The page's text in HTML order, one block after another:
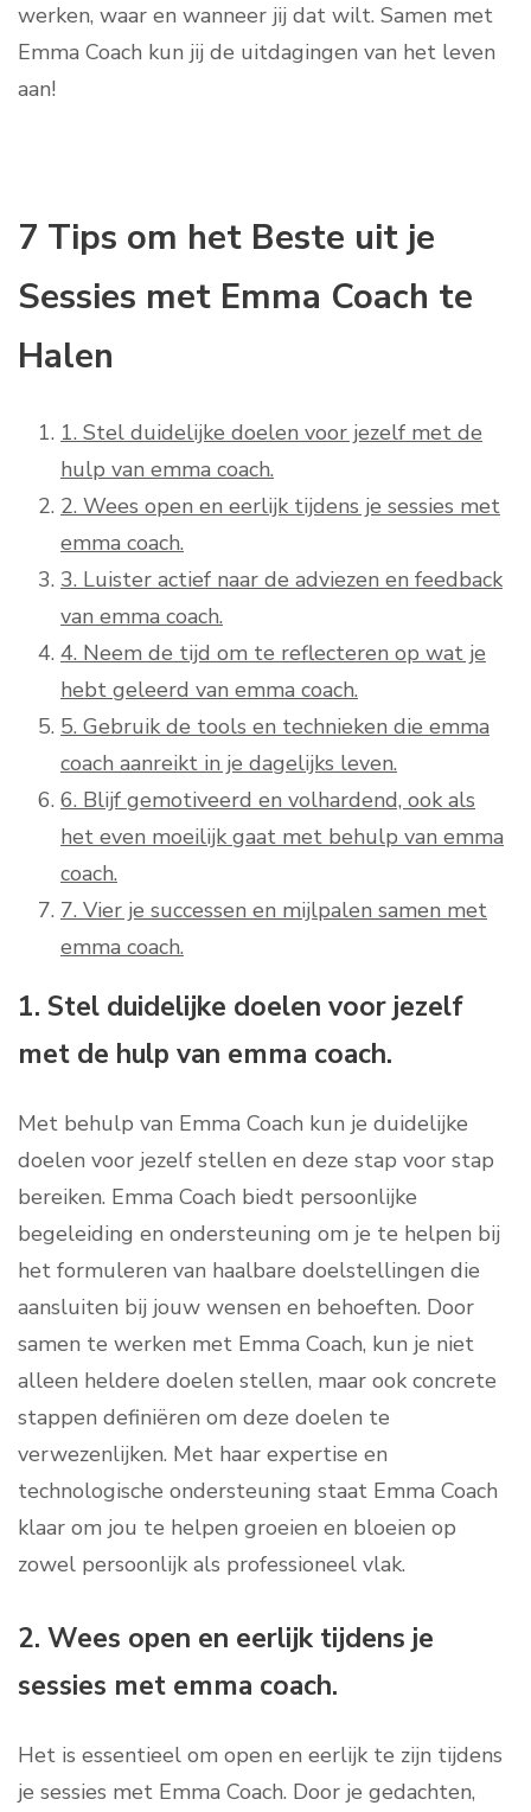
werken, waar en wanneer jij dat wilt. Samen met
Emma Coach kun jij de uitdagingen van het leven
aan!
7 Tips om het Beste uit je
Sessies met Emma Coach te
Halen
1. Stel duidelijke doelen voor jezelf met de
hulp van emma coach.
2. Wees open en eerlijk tijdens je sessies met
emma coach.
3. Luister actief naar de adviezen en feedback
van emma coach.
4. Neem de tijd om te reflecteren op wat je
hebt geleerd van emma coach.
5. Gebruik de tools en technieken die emma
coach aanreikt in je dagelijks leven.
6. Blijf gemotiveerd en volhardend, ook als
het even moeilijk gaat met behulp van emma
coach.
7. Vier je successen en mijlpalen samen met
emma coach.
1. Stel duidelijke doelen voor jezelf
met de hulp van emma coach.
Met behulp van Emma Coach kun je duidelijke
doelen voor jezelf stellen en deze stap voor stap
bereiken. Emma Coach biedt persoonlijke
begeleiding en ondersteuning om je te helpen bij
het formuleren van haalbare doelstellingen die
aansluiten bij jouw wensen en behoeften. Door
samen te werken met Emma Coach, kun je niet
alleen heldere doelen stellen, maar ook concrete
stappen definiëren om deze doelen te
verwezenlijken. Met haar expertise en
technologische ondersteuning staat Emma Coach
klaar om jou te helpen groeien en bloeien op
zowel persoonlijk als professioneel vlak.
2. Wees open en eerlijk tijdens je
sessies met emma coach.
Het is essentieel om open en eerlijk te zijn tijdens
je sessies met Emma Coach. Door je gedachten,